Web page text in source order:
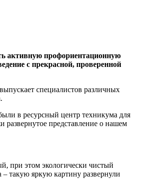
активную профориентационную
с прекрасной, проверенной
специалистов различных
в ресурсный центр техникума для
представление о нашем
при этом экологически чистый
– такую яркую картину развернули